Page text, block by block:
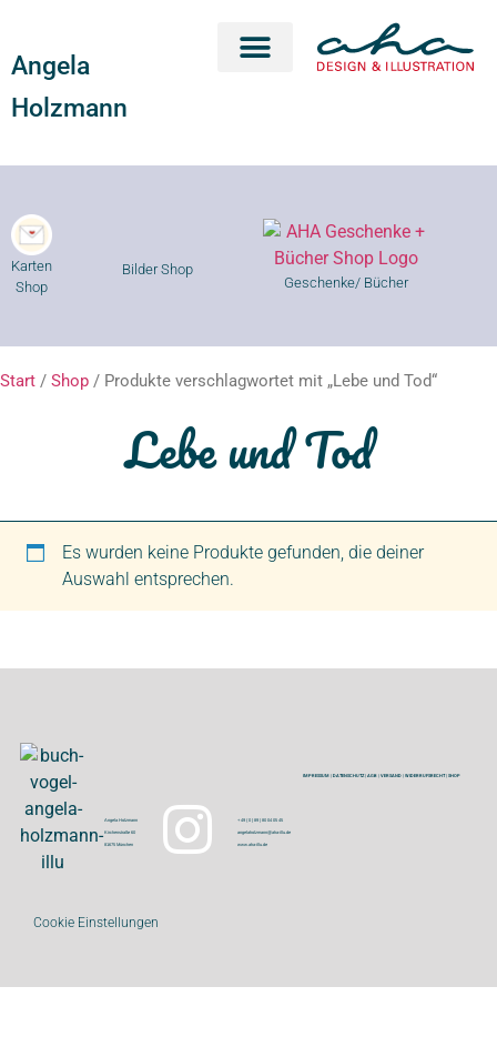
Angela
Holzmann
Karten
Shop
Bilder Shop
Geschenke/ Bücher
Start / Shop / Produkte verschlagwortet mit „Lebe und Tod“
Lebe und Tod
Es wurden keine Produkte gefunden, die deiner
Auswahl entsprechen.
IMPRESSUM | DATENSCHUTZ| AGB | VERSAND | WIDERRUFSRECHT| SHOP
Angela Holzmann
Kirchenstraße 60
81675 München
+ 49 ( 0 ) 89 | 80 04 05 45
angelaholzmann@aha-illu.de
www.aha-illu.de
Cookie Einstellungen